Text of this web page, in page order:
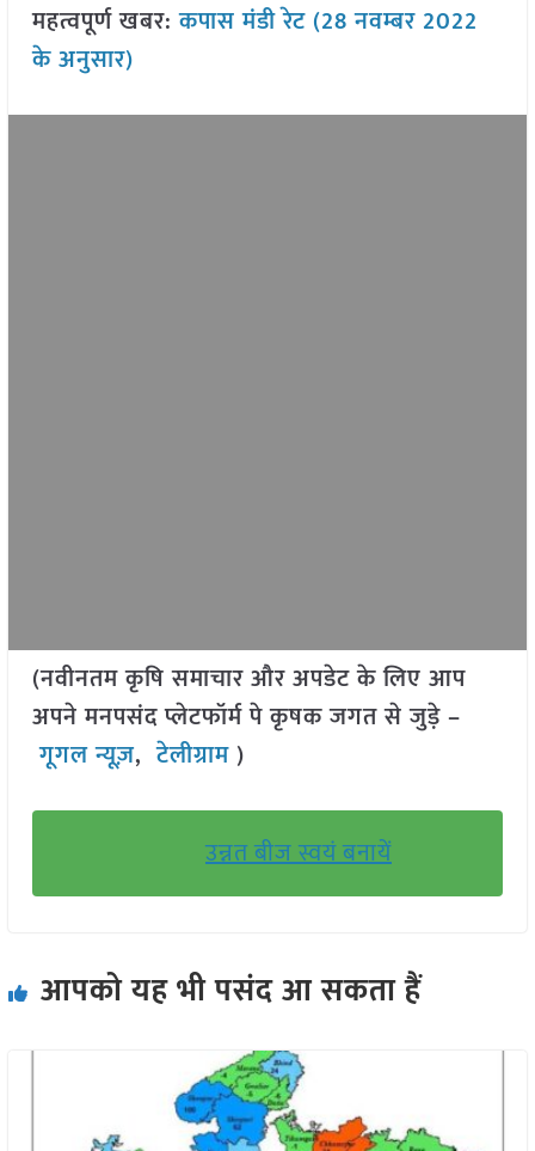
महत्वपूर्ण खबर:कपास मंडी रेट (28 नवम्बर 2022
के अनुसार)
(नवीनतम कृषि समाचार और अपडेट के लिए आप
अपने मनपसंद प्लेटफॉर्म पे कृषक जगत से जुड़े –
गूगल न्यूज़,टेलीग्राम )
उन्नत बीज स्वयं बनायें
आपको यह भी पसंद आ सकता हैं